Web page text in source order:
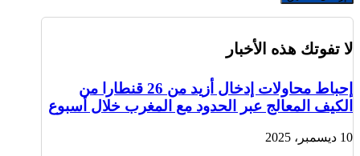
لا تفوتك هذه الأخبار
إحباط محاولات إدخال أزيد من 26 قنطارا من
الكيف المعالج عبر الحدود مع المغرب خلال أسبوع
10 ديسمبر، 2025